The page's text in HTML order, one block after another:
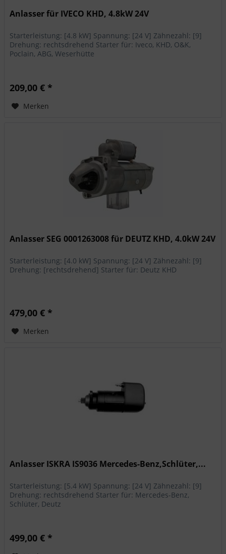
Anlasser für IVECO KHD, 4.8kW 24V
Starterleistung: [4.8 kW] Spannung: [24 V] Zähnezahl: [9]
Drehung: rechtsdrehend Starter für: Iveco, KHD, O&K,
Poclain, ABG, Weserhütte
209,00 € *
Merken
Anlasser SEG 0001263008 für DEUTZ KHD, 4.0kW 24V
Starterleistung: [4.0 kW] Spannung: [24 V] Zähnezahl: [9]
Drehung: [rechtsdrehend] Starter für: Deutz KHD
479,00 € *
Merken
Anlasser ISKRA IS9036 Mercedes-Benz,Schlüter,...
Starterleistung: [5.4 kW] Spannung: [24 V] Zähnezahl: [9]
Drehung: rechtsdrehend Starter für: Mercedes-Benz,
Schlüter, Deutz
499,00 € *